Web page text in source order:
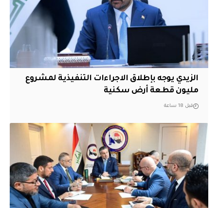
الزيدي يوجه بإطلاق الاجراءات التنفيذية لمشروع
مليون قطعة أرض سكنية
قبل 18 ساعة